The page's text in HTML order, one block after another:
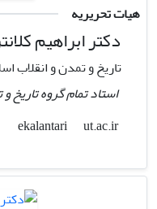
هیات تحریریه
دکتر ابراهیم
تاریخ و تمدن و انقلاب
استاد تمام گروه تاریخ
ekalantari
ut.ac.ir